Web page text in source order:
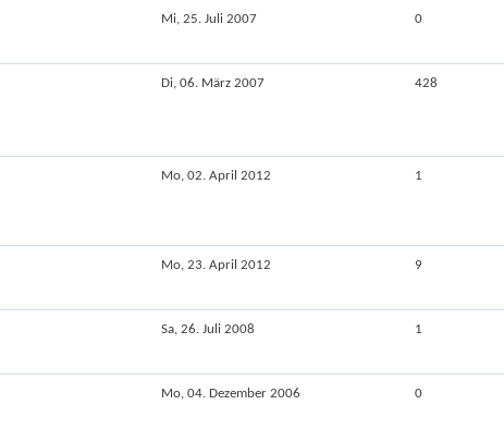
Mi, 25. Juli 2007 0
Di, 06. März 2007 428
Mo, 02. April 2012 1
Mo, 23. April 2012 9
Sa, 26. Juli 2008 1
Mo, 04. Dezember 2006 0